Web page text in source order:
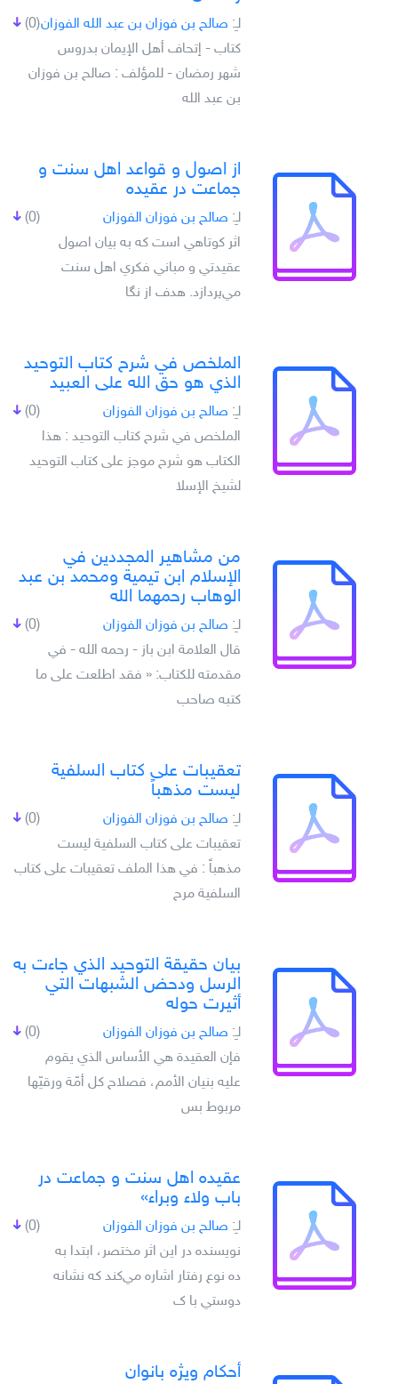
(0) لـِ: صالح بن فوزان بن عبد الله الفوزان
كتاب - إتحاف أهل الإيمان بدروس
شهر رمضان - للمؤلف : صالح بن فوزان
بن عبد الله
از اصول و قواعد اهل سنت و
جماعت در عقيده
(0) لـِ: صالح بن فوزان الفوزان
اثر کوتاهي است که به بيان اصول
عقيدتي و مباني فکري اهل سنت
مي‌پردازد. هدف از نگا
الملخص في شرح كتاب التوحيد
الذي هو حق الله على العبيد
(0) لـِ: صالح بن فوزان الفوزان
الملخص في شرح كتاب التوحيد : هذا
الكتاب هو شرح موجز على كتاب التوحيد
لشيخ الإسلا
من مشاهير المجددين في
الإسلام ابن تيمية ومحمد بن عبد
الوهاب رحمهما الله
(0) لـِ: صالح بن فوزان الفوزان
قال العلامة ابن باز - رحمه الله - في
مقدمته للكتاب: « فقد اطلعت على ما
كتبه صاحب
تعقيبات على كتاب السلفية
ليست مذهباً
(0) لـِ: صالح بن فوزان الفوزان
تعقيبات على كتاب السلفية ليست
مذهباً : في هذا الملف تعقيبات على كتاب
السلفية مرح
بيان حقيقة التوحيد الذي جاءت به
الرسل ودحض الشبهات التي
أثيرت حوله
(0) لـِ: صالح بن فوزان الفوزان
فإن العقيدة هي الأساس الذي يقوم
عليه بنيان الأمم، فصلاح كل أمّة ورقيّها
مربوط بس
عقيده اهل سنت و جماعت در
باب ولاء وبراء»
(0) لـِ: صالح بن فوزان الفوزان
نويسنده در اين اثر مختصر، ابتدا به
ده نوع رفتار اشاره مي‌کند که نشانه
دوستي با ک
أحكام ويژه بانوان